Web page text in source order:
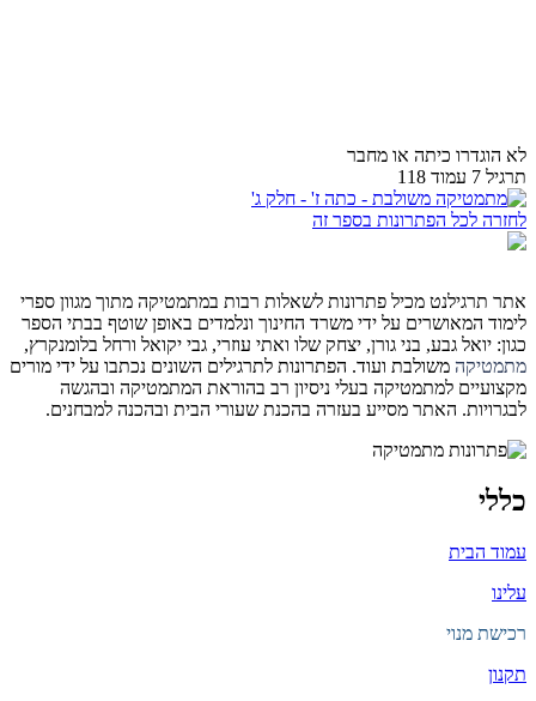
לא הוגדרו כיתה או מחבר
תרגיל 7 עמוד 118
לחזרה לכל הפתרונות בספר זה
אתר תרגילנט מכיל פתרונות לשאלות רבות במתמטיקה מתוך מגוון ספרי
לימוד המאושרים על ידי משרד החינוך ונלמדים באופן שוטף בבתי הספר
כגון: יואל גבע, בני גורן, יצחק שלו ואתי עוזרי, גבי יקואל ורחל בלומנקרץ,
מתמטיקה משולבת ועוד. הפתרונות לתרגילים השונים נכתבו על ידי מורים
מקצועיים למתמטיקה בעלי ניסיון רב בהוראת המתמטיקה ובהגשה
לבגרויות. האתר מסייע בעזרה בהכנת שעורי הבית ובהכנה למבחנים.
כללי
עמוד הבית
עלינו
רכישת מנוי
תקנון